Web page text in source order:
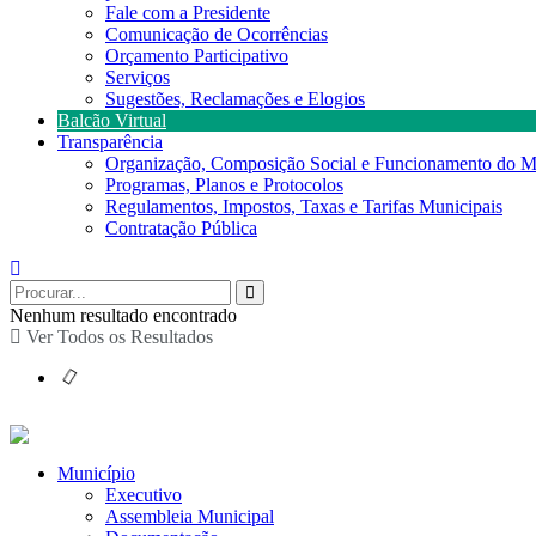
Fale com a Presidente
Comunicação de Ocorrências
Orçamento Participativo
Serviços
Sugestões, Reclamações e Elogios
Balcão Virtual
Transparência
Organização, Composição Social e Funcionamento do
Programas, Planos e Protocolos
Regulamentos, Impostos, Taxas e Tarifas Municipais
Contratação Pública
Nenhum resultado encontrado
Ver Todos os Resultados
Município
Executivo
Assembleia Municipal